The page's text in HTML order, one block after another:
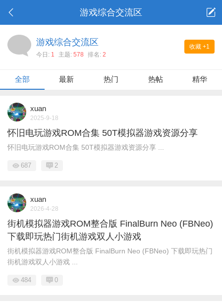
游戏综合交流区
收藏 +1
游戏综合交流区
今日: 1 主题: 578 排名: 2
全部 最新 热门 热帖 精华
xuan
2025-9-18
怀旧电玩游戏ROM合集 50T模拟器游戏资源分享
怀旧电玩游戏ROM合集 50T模拟器游戏资源分享 ...
687 2
xuan
2026-4-28
街机模拟器游戏ROM整合版 FinalBurn Neo (FBNeo)
下载即玩热门街机游戏双人小游戏
街机模拟器游戏ROM整合版 FinalBurn Neo (FBNeo) 下载即玩热门
街机游戏双人小游戏 ...
484 0